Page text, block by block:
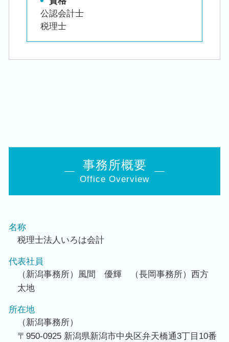
公認会計士
税理士
事務所概要
Office Overview
名称
税理士法人いろは会計
代表社員
（新潟事務所）風間 優輝 （長岡事務所）西方
太地
所在地
（新潟事務所）
〒950-0925 新潟県新潟市中央区弁天橋通3丁目10番